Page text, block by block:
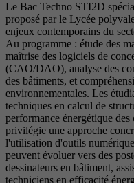
Le Bac Techno STI2D
proposé par le Lycée
enjeux contemporains du
Au programme : étude des
maîtrise des logiciels de
(CAO/DAO), analyse des
des bâtiments, et
environnementales. Les
techniques en calcul de
performance énergétique
privilégie une approche
l'utilisation d'outils
peuvent évoluer vers des
dessinateurs en bâtiment,
techniciens en efficacité